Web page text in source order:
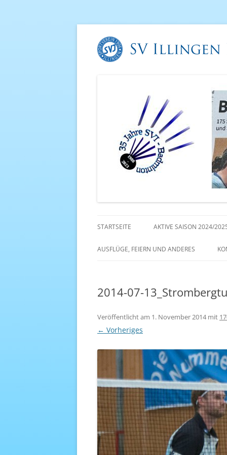
STARTSEITE AKTIVE SAISON 2024/
AKTIVE SAISON 2022/23
AUSFLÜGE, FEIERN UND ANDERES
2014-07-
Veröffentlicht am 1. November 2014mit
← Vorheriges